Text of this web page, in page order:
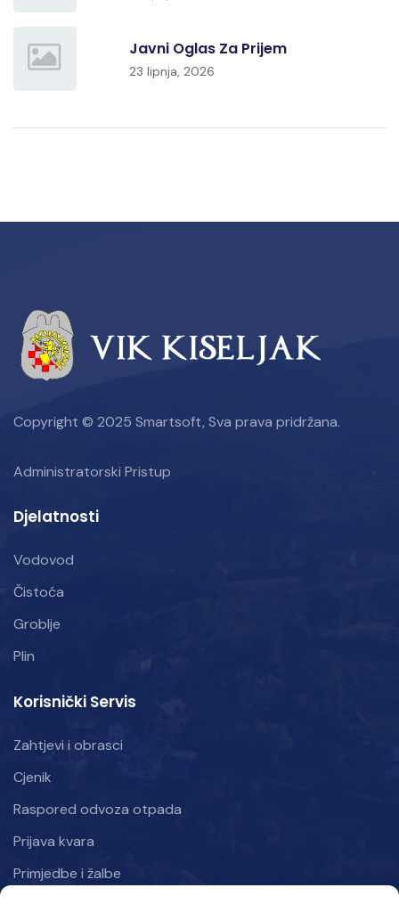
Javni Oglas Za Prijem
23 lipnja, 2026
Copyright © 2025 Smartsoft, Sva prava pridržana.
Administratorski Pristup
Djelatnosti
Vodovod
Čistoća
Groblje
Plin
Korisnički Servis
Zahtjevi i obrasci
Cjenik
Raspored odvoza otpada
Prijava kvara
Primjedbe i žalbe